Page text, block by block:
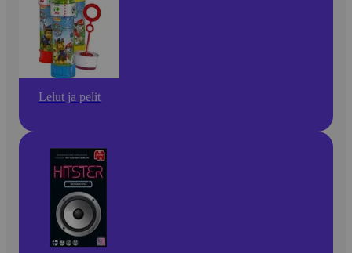
Lelut ja pelit